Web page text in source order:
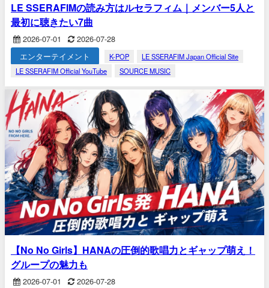
LE SSERAFIMの読み方はルセラフィム｜メンバー5人と
最初に聴きたい7曲
2026-07-01
2026-07-28
エンターテイメント
K-POP
LE SSERAFIM Japan Official Site
LE SSERAFIM Official YouTube
SOURCE MUSIC
【No No Girls】HANAの圧倒的歌唱力とギャップ萌え！
グループの魅力も
2026-07-01
2026-07-28